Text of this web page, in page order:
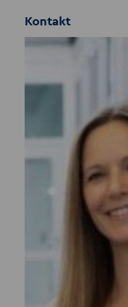
Kontakt